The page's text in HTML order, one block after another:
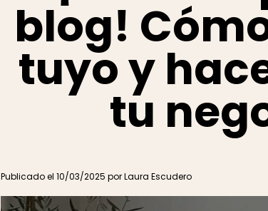
blog!
tuyo y
tu
Publicado el 10/03/2025 por Laura Escudero